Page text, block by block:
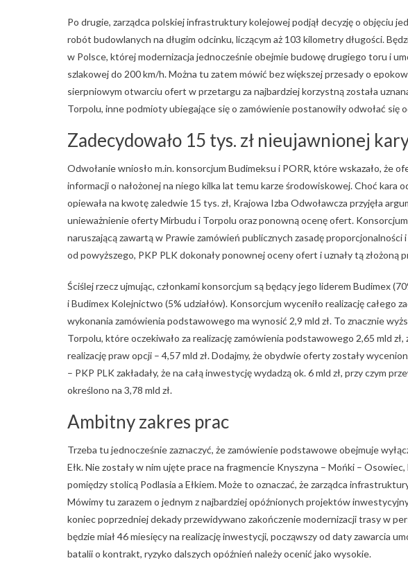
Po drugie, zarządca polskiej infrastruktury kolejowej podjął decyzję o objęciu
robót budowlanych na długim odcinku, liczącym aż 103 kilometry długości.
w Polsce, której modernizacja jednocześnie obejmie budowę drugiego toru i
szlakowej do 200 km/h. Można tu zatem mówić bez większej przesady o
sierpniowym otwarciu ofert w przetargu za najbardziej korzystną została
Torpolu, inne podmioty ubiegające się o zamówienie postanowiły odwołać się
Zadecydowało 15 tys. zł nieujawnionej
Odwołanie wniosło m.in. konsorcjum Budimeksu i PORR, które wskazało, że
informacji o nałożonej na niego kilka lat temu karze środowiskowej. Choć kara
opiewała na kwotę zaledwie 15 tys. zł, Krajowa Izba Odwoławcza przyjęła
unieważnienie oferty Mirbudu i Torpolu oraz ponowną ocenę ofert.
naruszającą zawartą w Prawie zamówień publicznych zasadę proporcjonalności
od powyższego, PKP PLK dokonały ponownej oceny ofert i uznały tą złożoną
Ściślej rzecz ujmując, członkami konsorcjum są będący jego liderem Budimex
i Budimex Kolejnictwo (5% udziałów). Konsorcjum wyceniło realizację całego
wykonania zamówienia podstawowego ma wynosić 2,9 mld zł. To znacznie
Torpolu, które oczekiwało za realizację zamówienia podstawowego 2,65 mld zł,
realizację praw opcji – 4,57 mld zł. Dodajmy, że obydwie oferty zostały
– PKP PLK zakładały, że na całą inwestycję wydadzą ok. 6 mld zł, przy czym
określono na 3,78 mld zł.
Ambitny zakres prac
Trzeba tu jednocześnie zaznaczyć, że zamówienie podstawowe obejmuje
Ełk. Nie zostały w nim ujęte prace na fragmencie Knyszyna – Mońki –
pomiędzy stolicą Podlasia a Ełkiem. Może to oznaczać, że zarządca
Mówimy tu zarazem o jednym z najbardziej opóźnionych projektów
koniec poprzedniej dekady przewidywano zakończenie modernizacji trasy w
będzie miał 46 miesięcy na realizację inwestycji, począwszy od daty zawarcia
batalii o kontrakt, ryzyko dalszych opóźnień należy ocenić jako wysokie.